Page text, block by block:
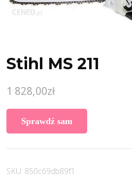
Stihl MS 211
1 828,00zł
Sprawdź sam
SKU: 850c69db89f1